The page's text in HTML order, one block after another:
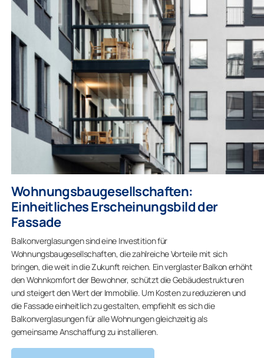
Wohnungsbaugesellschaften:
Einheitliches Erscheinungsbild der
Fassade
Balkonverglasungen sind eine Investition für
Wohnungsbaugesellschaften, die zahlreiche Vorteile mit sich
bringen, die weit in die Zukunft reichen. Ein verglaster Balkon erhöht
den Wohnkomfort der Bewohner, schützt die Gebäudestrukturen
und steigert den Wert der Immobilie. Um Kosten zu reduzieren und
die Fassade einheitlich zu gestalten, empfiehlt es sich die
Balkonverglasungen für alle Wohnungen gleichzeitig als
gemeinsame Anschaffung zu installieren.